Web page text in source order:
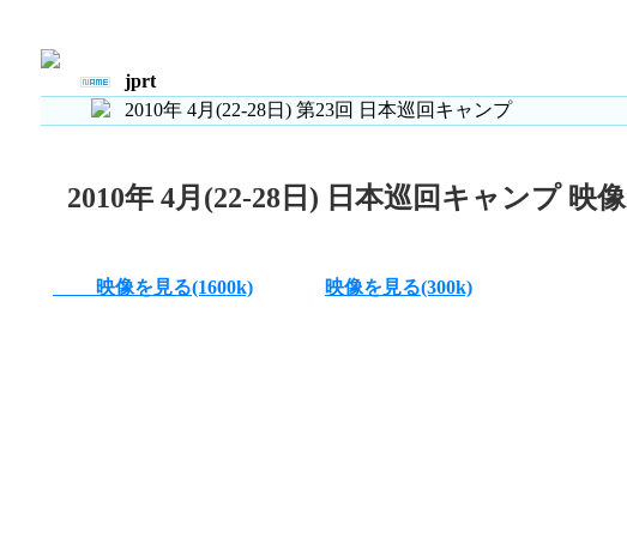
jprt
2010年 4月(22-28日) 第23回 日本巡回キャンプ
2010年 4月(22-28日) 日本巡回キャンプ 映像
映像を見る(1600k) 映像を見る(300k)